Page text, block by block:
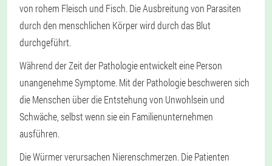
von rohem Fleisch und Fisch. Die Ausbreitung von Parasiten
durch den menschlichen Körper wird durch das Blut
durchgeführt.
Während der Zeit der Pathologie entwickelt eine Person
unangenehme Symptome. Mit der Pathologie beschweren sich
die Menschen über die Entstehung von Unwohlsein und
Schwäche, selbst wenn sie ein Familienunternehmen
ausführen.
Die Würmer verursachen Nierenschmerzen. Die Patienten